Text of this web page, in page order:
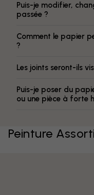
Puis-je modifier,
passée ?
Comment le papier
?
Les joints seront-ils
Puis-je poser du
ou une pièce à forte
Peinture